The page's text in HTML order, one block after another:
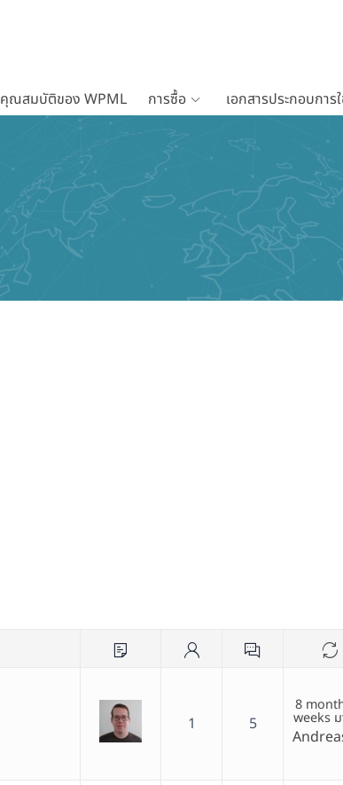
คุณสมบัติของ WPML การซื้อ เอกสารประกอบการ
1 5
8
weeks ม